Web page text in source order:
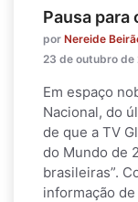
Pausa para
por Nereide
23 de outubro de
Em espaço
Nacional, do
de que a TV
do Mundo de
brasileiras”.
informação